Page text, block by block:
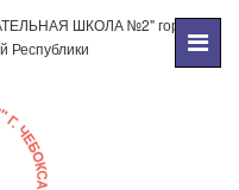
ШКОЛА №2" города
Республики